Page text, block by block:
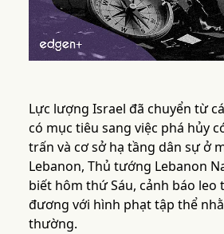
Lực lượng Israel đã chuyển từ
có mục tiêu sang việc phá hủy
trấn và cơ sở hạ tầng dân sự ở
Lebanon, Thủ tướng Lebanon
biết hôm thứ Sáu, cảnh báo leo
đương với hình phạt tập thể
thường.